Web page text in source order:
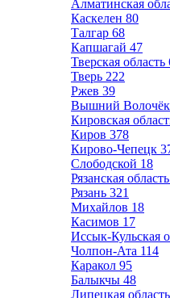
Алматинская
Каскелен 80
Талгар 68
Капшагай 47
Тверская область
Тверь 222
Ржев 39
Вышний Волочёк
Кировская
Киров 378
Кирово-Чепецк
Слободской 18
Рязанская область
Рязань 321
Михайлов 18
Касимов 17
Иссык-Кульская
Чолпон-Ата 114
Каракол 95
Балыкчы 48
Липецкая область